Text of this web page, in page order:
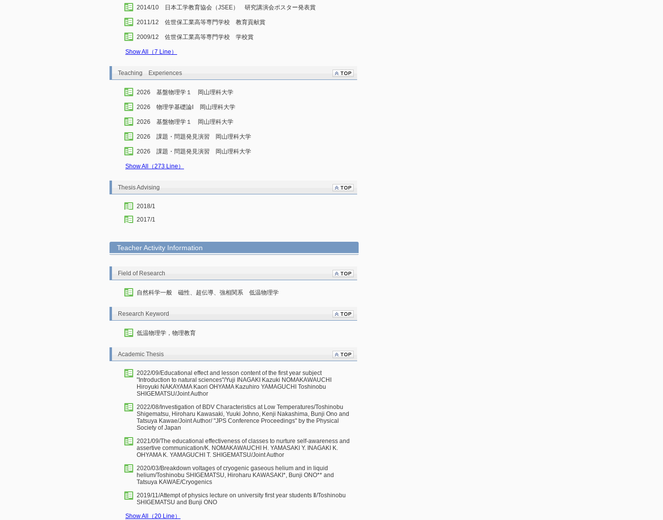
2014/10 日本工学教育協会（JSEE） 研究講演会ポスター発表賞
2011/12 佐世保工業高等専門学校 教育貢献賞
2009/12 佐世保工業高等専門学校 学校賞
Show All（7 Line）
Teaching Experiences
2026 基盤物理学１ 岡山理科大学
2026 物理学基礎論Ⅰ 岡山理科大学
2026 基盤物理学１ 岡山理科大学
2026 課題・問題発見演習 岡山理科大学
2026 課題・問題発見演習 岡山理科大学
Show All（273 Line）
Thesis Advising
2018/1
2017/1
Teacher Activity Information
Field of Research
自然科学一般 磁性、超伝導、強相関系 低温物理学
Research Keyword
低温物理学，物理教育
Academic Thesis
2022/09/Educational effect and lesson content of the first year subject
"Introduction to natural sciences"/Yuji INAGAKI Kazuki NOMAKAWAUCHI
Hiroyuki NAKAYAMA Kaori OHYAMA Kazuhiro YAMAGUCHI Toshinobu
SHIGEMATSU/Joint Author
2022/08/Investigation of BDV Characteristics at Low Temperatures/Toshinobu
Shigematsu, Hiroharu Kawasaki, Yuuki Johno, Kenji Nakashima, Bunji Ono and
Tatsuya Kawae/Joint Author/ "JPS Conference Proceedings" by the Physical
Society of Japan
2021/09/The educational effectiveness of classes to nurture self-awareness and
assertive communication/K. NOMAKAWAUCHI H. YAMASAKI Y. INAGAKI K.
OHYAMA K. YAMAGUCHI T. SHIGEMATSU/Joint Author
2020/03/Breakdown voltages of cryogenic gaseous helium and in liquid
helium/Toshinobu SHIGEMATSU, Hiroharu KAWASAKI*, Bunji ONO** and
Tatsuya KAWAE/Cryogenics
2019/11/Attempt of physics lecture on university first year students Ⅱ/Toshinobu
SHIGEMATSU and Bunji ONO
Show All（20 Line）